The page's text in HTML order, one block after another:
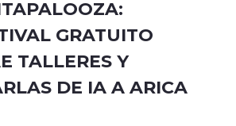
GRATUITO
TALLERES Y
DE IA A ARICA